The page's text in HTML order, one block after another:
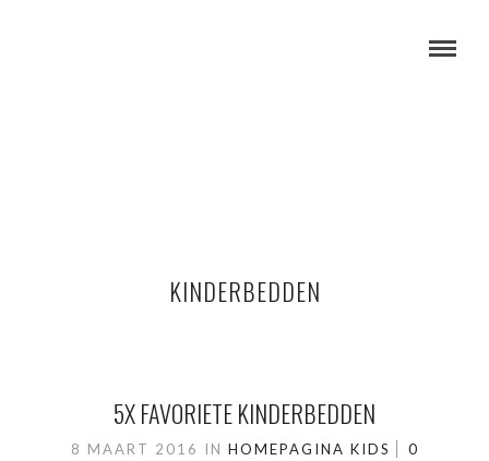
KINDERBEDDEN
5X FAVORIETE KINDERBEDDEN
8 MAART 2016 IN HOMEPAGINA KIDS
0